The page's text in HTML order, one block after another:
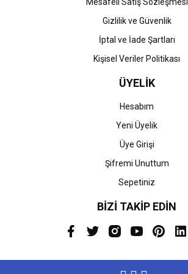
Gizlilik ve Güvenlik
İptal ve İade Şartları
Kişisel Veriler Politikası
ÜYELİK
Hesabım
Yeni Üyelik
Üye Girişi
Şifremi Unuttum
Sepetiniz
BİZİ TAKİP EDİN